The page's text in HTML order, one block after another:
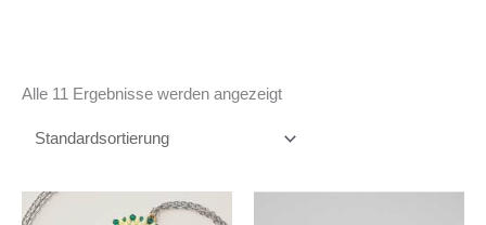
Alle 11 Ergebnisse werden angezeigt